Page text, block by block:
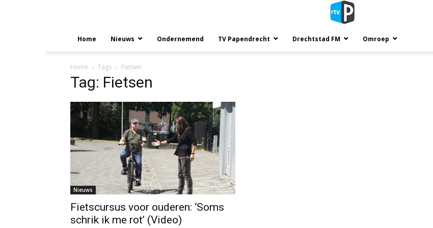
Home Nieuws Ondernemend TV Papendrecht Drechtstad FM Omroep
Home Tags Fietsen
Tag: Fietsen
Nieuws
Fietscursus voor ouderen: ‘Soms
schrik ik me rot’ (Video)